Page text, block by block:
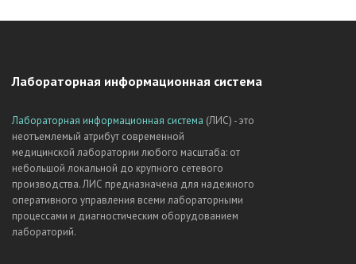
Лабораторная информационная система
Лабораторная информационная система (ЛИС) - это
неотъемлемый атрибут современной
медицинской лаборатории любого масштаба: от
небольшой локальной до крупного сетевого
производства. ЛИС предназначена для надежного
оперативного управления всеми лабораторными
процессами и диагностическим оборудованием
лабораторий.